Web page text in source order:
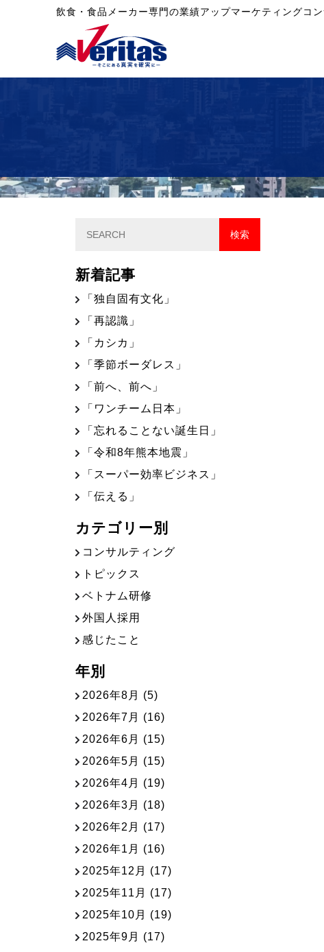
飲食・食品メーカー専門の業績アップマーケティングコ
新着記事
「独自固有文化」
「再認識」
「カシカ」
「季節ボーダレス」
「前へ、前へ」
「ワンチーム日本」
「忘れることない誕生日」
「令和8年熊本地震」
「スーパー効率ビジネス」
「伝える」
カテゴリー別
コンサルティング
トピックス
ベトナム研修
外国人採用
感じたこと
年別
2026年8月 (5)
2026年7月 (16)
2026年6月 (15)
2026年5月 (15)
2026年4月 (19)
2026年3月 (18)
2026年2月 (17)
2026年1月 (16)
2025年12月 (17)
2025年11月 (17)
2025年10月 (19)
2025年9月 (17)